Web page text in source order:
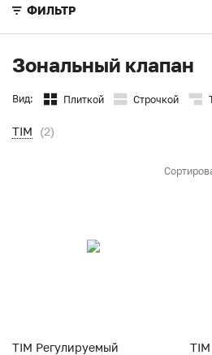
ФИЛЬТР
Зональный клапан
Вид: Плиткой Строчкой
TIM (2)
TIM Регулируемый